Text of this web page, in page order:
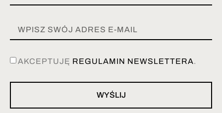
AKCEPTUJĘ REGULAMIN NEWSLETTERA
WYŚLIJ